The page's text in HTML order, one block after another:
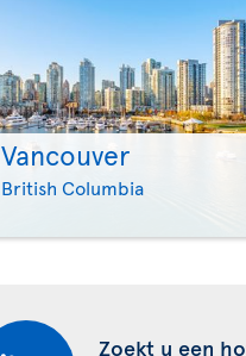
>
Vancouver
British Columbia
Zoekt u een